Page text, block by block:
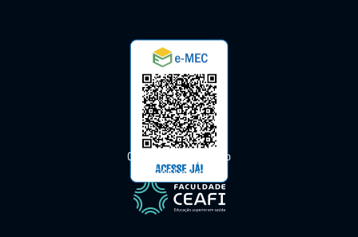
Consulte o Cadastro
do CEAFI no e-MEC